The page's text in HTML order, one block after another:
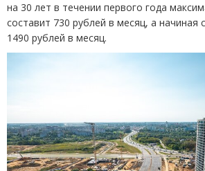
на 30 лет в течении первого года
составит 730 рублей в месяц, а
1490 рублей в месяц.